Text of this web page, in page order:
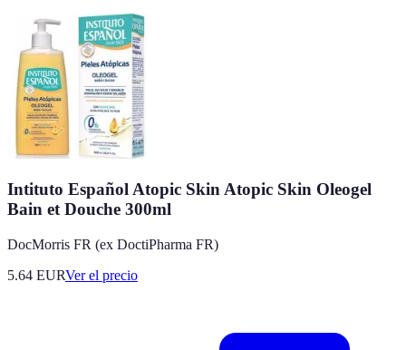
Intituto Español Atopic Skin Atopic Skin Oleogel
Bain et Douche 300ml
DocMorris FR (ex DoctiPharma FR)
5.64 EURVer el precio